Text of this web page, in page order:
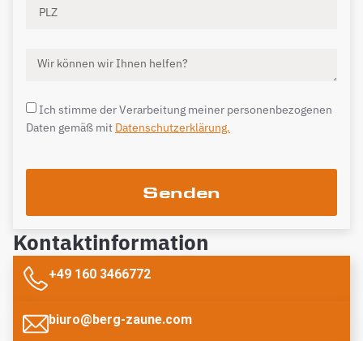
Ich stimme der Verarbeitung meiner personenbezogenen
Daten gemäß mit Datenschutzerklärung.
Senden
Kontaktinformation
+49 160 3466772
biuro@berg-zaune.com